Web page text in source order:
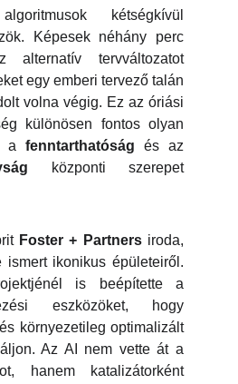
kétségkívül
Képesek néhány perc
tervváltozatot
egy emberi tervező talán
volna végig. Ez az óriási
különösen fontos olyan
a fenntarthatóság és az
központi szerepet
Foster + Partnersiroda,
ismert ikonikus épületeiről.
is beépítette a
eszközöket, hogy
környezetileg optimalizált
Az AI nem vette át a
hanem katalizátorként